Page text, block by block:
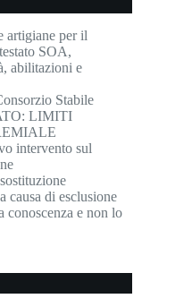
artigiane per il
SOA,
abilitazioni e
Stabile
LIMITI
intervento sul
causa di esclusione
conoscenza e non lo